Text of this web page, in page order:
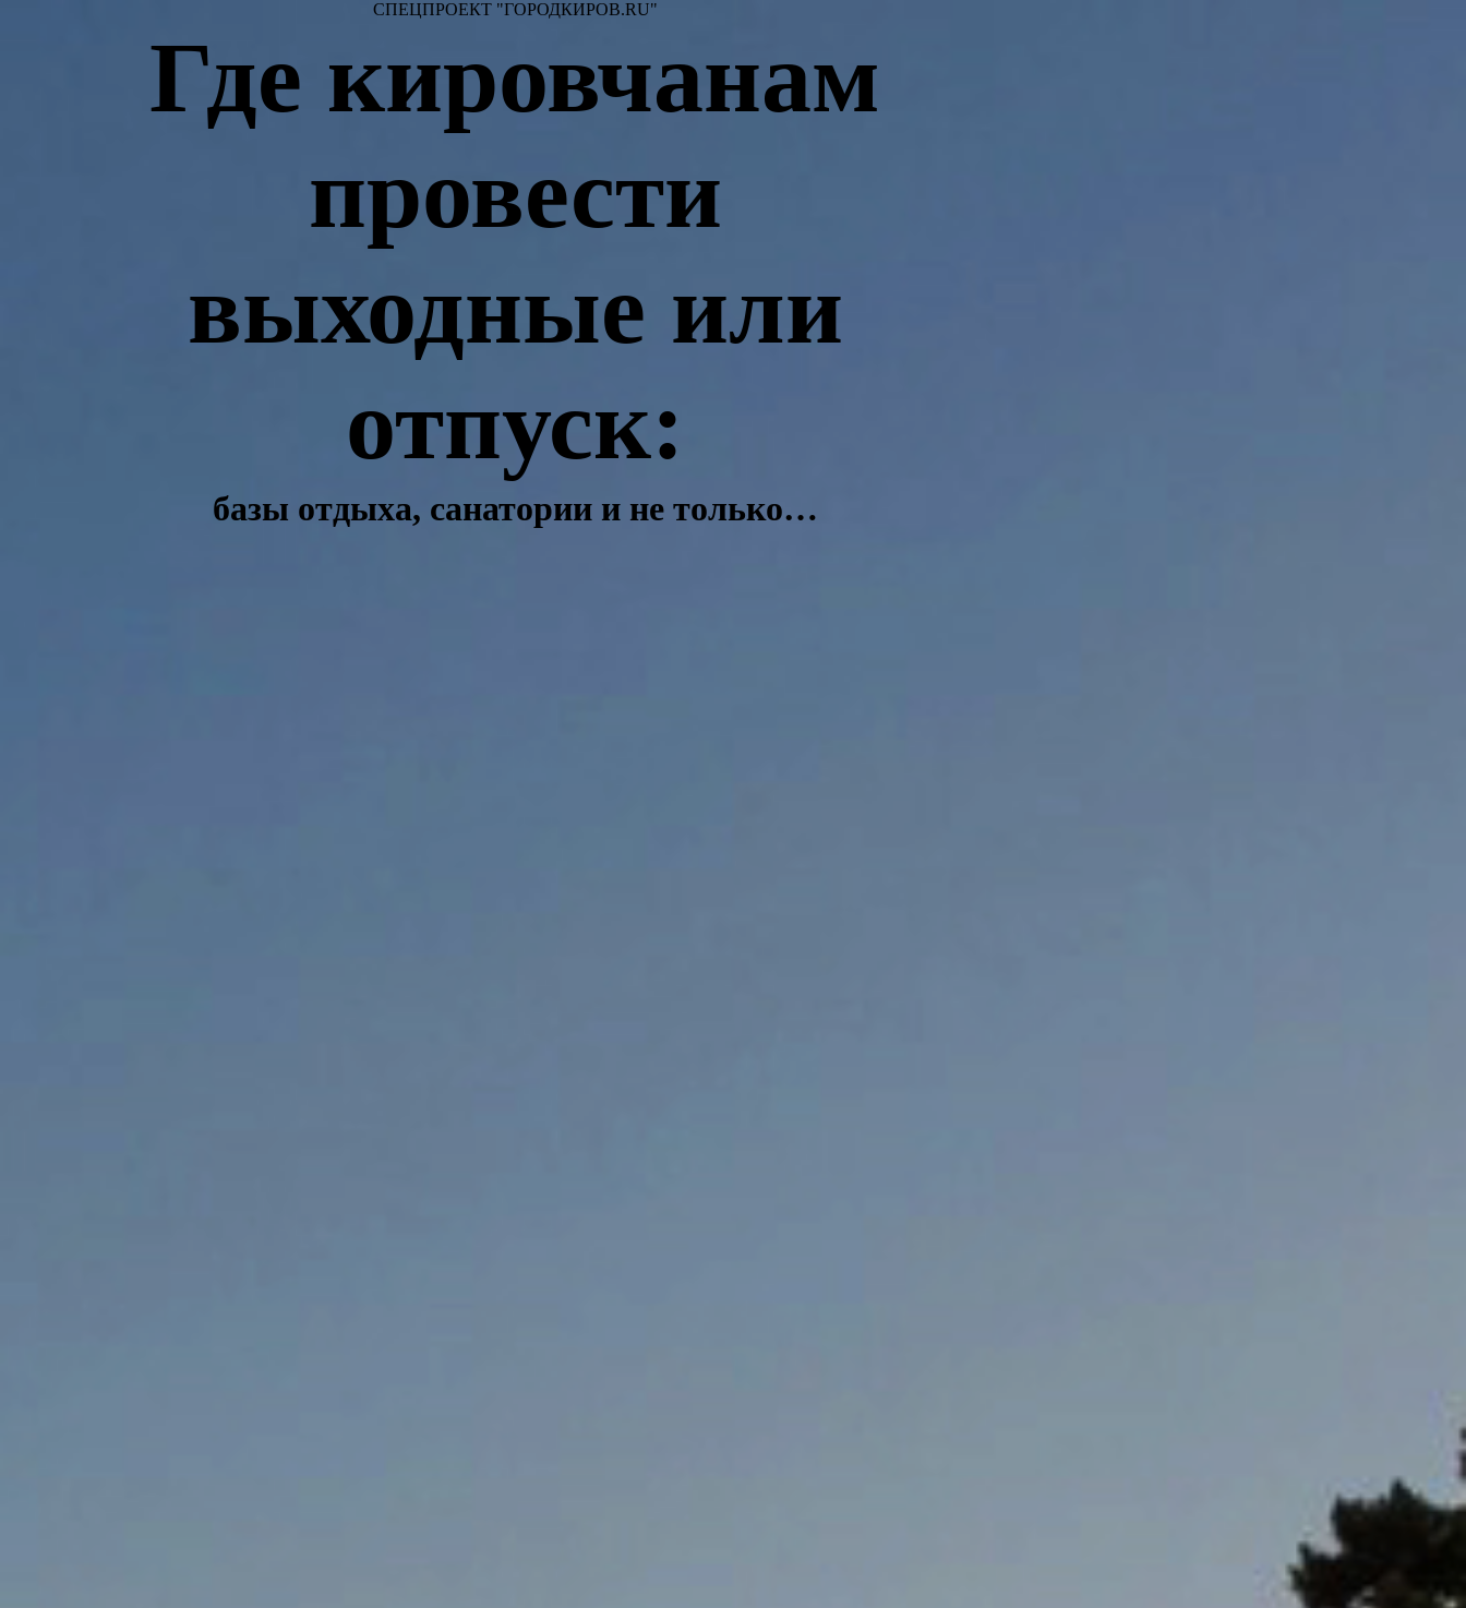
СПЕЦПРОЕКТ "ГОРОДКИРОВ.RU"
Где кировчанам
провести
выходные или
отпуск:
базы отдыха, санатории и не только…